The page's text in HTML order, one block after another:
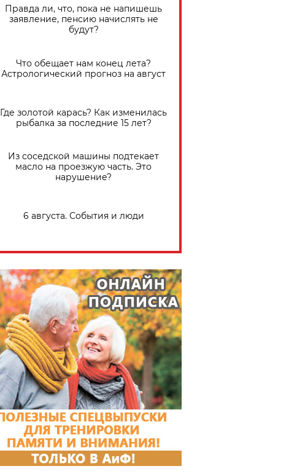
Правда ли, что, пока не напишешь
заявление, пенсию начислять не
будут?
​Что обещает нам конец лета?
Астрологический прогноз на август
Где золотой карась? Как изменилась
рыбалка за последние 15 лет?
Из соседской машины подтекает
масло на проезжую часть. Это
нарушение?
6 августа. События и люди